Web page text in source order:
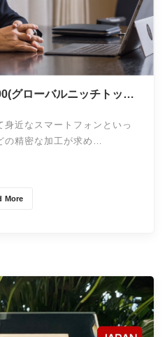
グローバルニッチトップ
近なスマートフォンといっ
の精密な加工が求め…
More